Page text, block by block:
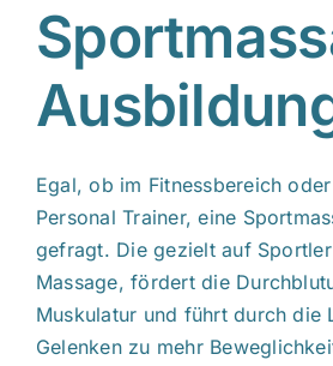
Egal, ob im Fitnessbereich
Personal Trainer, eine
gefragt. Die gezielt auf
Massage, fördert die
Muskulatur und führt durch die
Gelenken zu mehr